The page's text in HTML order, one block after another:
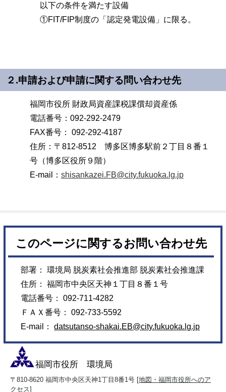
以下の条件を満たす設備
①FIT/FIP制度の「認定発電設備」に限る。
２ .申請および申請に関する問い合わせ先
福岡市役所 財政局資産課税課償却資産係
電話番号： 092-292-2479
FAX番号： 092-292-4187
住所：〒 812-8512 博多区博多駅前２丁目８番１
号（博多区役所９階）
E-mail： shisankazei.FB@city.fukuoka.lg.jp
このページに関するお問い合わせ先
部署： 環境局 脱炭素社会推進部 脱炭素社会推進課
住所： 福岡市中央区天神１丁目８番１号
電話番号： 092-711-4282
ＦＡＸ番号： 092-733-5592
E-mail：datsutanso-shakai.EB@city.fukuoka.lg.jp
福岡市役所 環境局
〒810-8620 福岡市中央区天神1丁目8番1号 [地図・福岡市役所へのア
クセス]